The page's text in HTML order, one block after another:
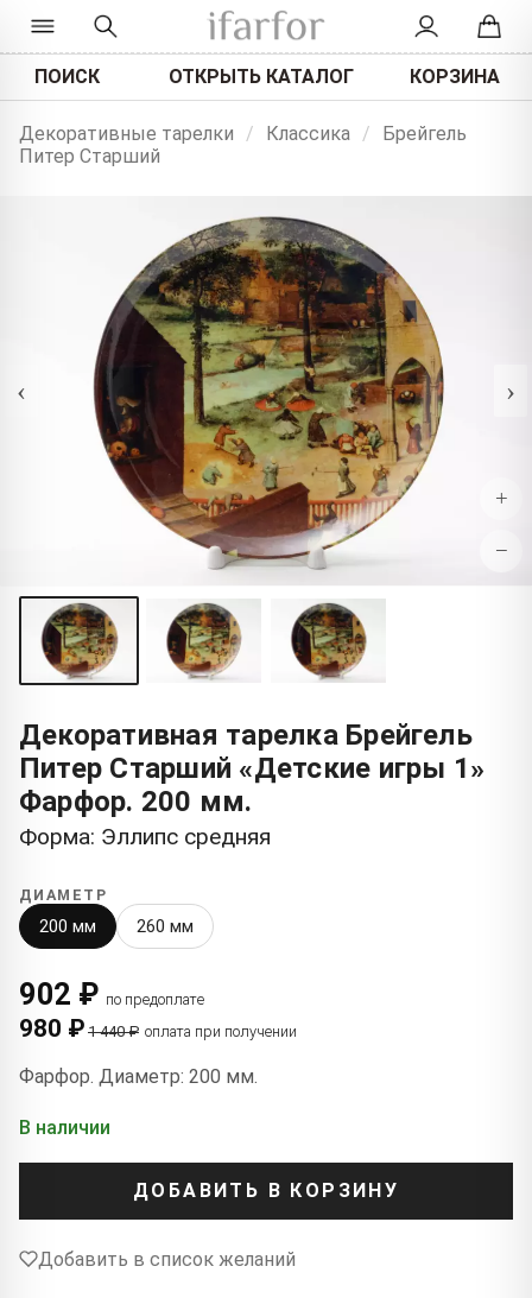
ПОИСК ОТКРЫТЬ КАТАЛОГ КОРЗИНА
Декоративные тарелки / Классика /
Брейгель
Питер Старший
‹ ›
+
−
Декоративная тарелка Брейгель
Питер Старший «Детские игры 1»
Фарфор. 200 мм.
Форма: Эллипс средняя
ДИАМЕТР
200 мм 260 мм
902 ₽ по предоплате
980 ₽ 1 440 ₽ оплата при получении
Фарфор. Диаметр: 200 мм.
В наличии
ДОБАВИТЬ В КОРЗИНУ
Добавить в список желаний